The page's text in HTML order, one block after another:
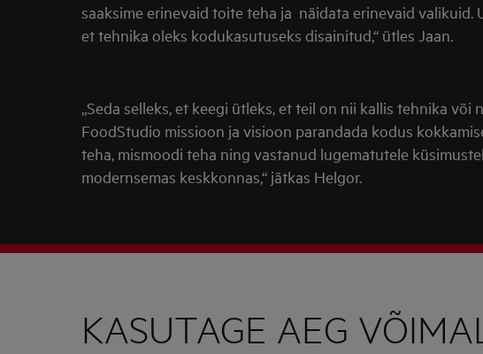
saaksime erinevaid toite teha ja näidata erinevaid
et tehnika oleks kodukasutuseks disainitud,“ ütles Jaan.
„Seda selleks, et keegi ütleks, et teil on nii kallis tehnika
FoodStudio missioon ja visioon parandada kodus
teha, mismoodi teha ning vastanud lugematutele
modernsemas keskkonnas,“ jätkas Helgor.
KASUTAGE AEG